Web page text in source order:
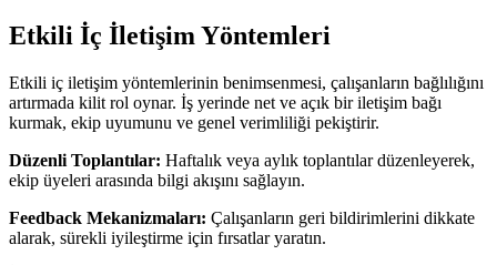
Etkili İç İletişim Yöntemleri
Etkili iç iletişim yöntemlerinin benimsenmesi, çalışanların bağlılığını
artırmada kilit rol oynar. İş yerinde net ve açık bir iletişim bağı
kurmak, ekip uyumunu ve genel verimliliği pekiştirir.
Düzenli Toplantılar: Haftalık veya aylık toplantılar düzenleyerek,
ekip üyeleri arasında bilgi akışını sağlayın.
Feedback Mekanizmaları: Çalışanların geri bildirimlerini dikkate
alarak, sürekli iyileştirme için fırsatlar yaratın.